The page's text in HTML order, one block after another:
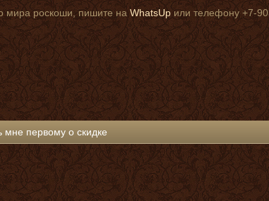
мира роскоши, пишите наWhatsUpили телефону +7-
первому о скидке